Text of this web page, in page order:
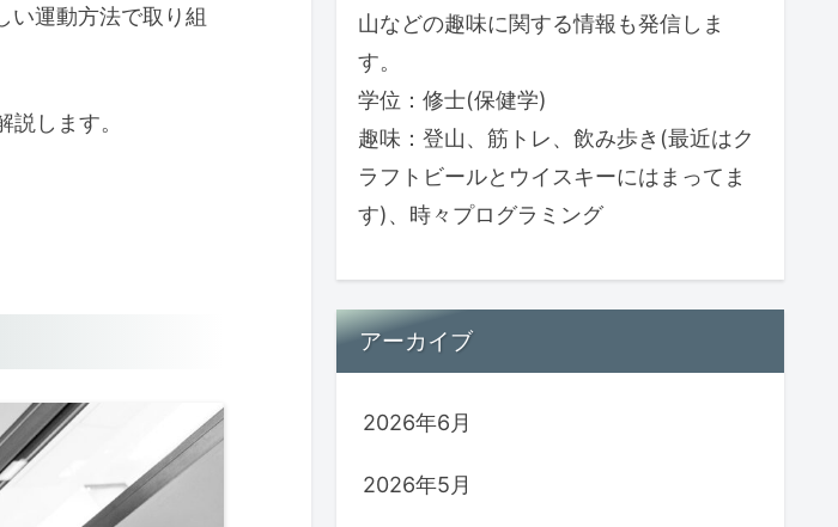
い運動方法で取り組
します。
山などの趣味に関する情報も発信しま
す。
学位：修士(保健学)
趣味：登山、筋トレ、飲み歩き(最近はク
ラフトビールとウイスキーにはまってま
す)、時々プログラミング
アーカイブ
2026年6月
2026年5月